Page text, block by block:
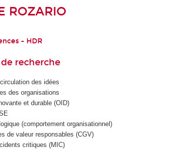
ROZARIO
- HDR
recherche
des idées
des organisations
et durable (OID)
(comportement organisationnel)
de valeur responsables (CGV)
critiques (MIC)